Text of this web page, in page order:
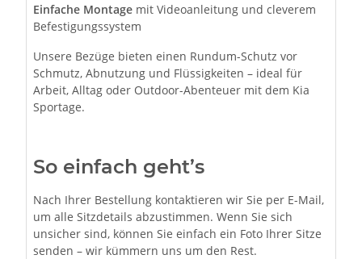
Einfache Montage mit Videoanleitung und cleverem
Befestigungssystem
Unsere Bezüge bieten einen Rundum-Schutz vor
Schmutz, Abnutzung und Flüssigkeiten – ideal für
Arbeit, Alltag oder Outdoor-Abenteuer mit dem Kia
Sportage.
So einfach geht’s
Nach Ihrer Bestellung kontaktieren wir Sie per E-Mail,
um alle Sitzdetails abzustimmen. Wenn Sie sich
unsicher sind, können Sie einfach ein Foto Ihrer Sitze
senden – wir kümmern uns um den Rest.